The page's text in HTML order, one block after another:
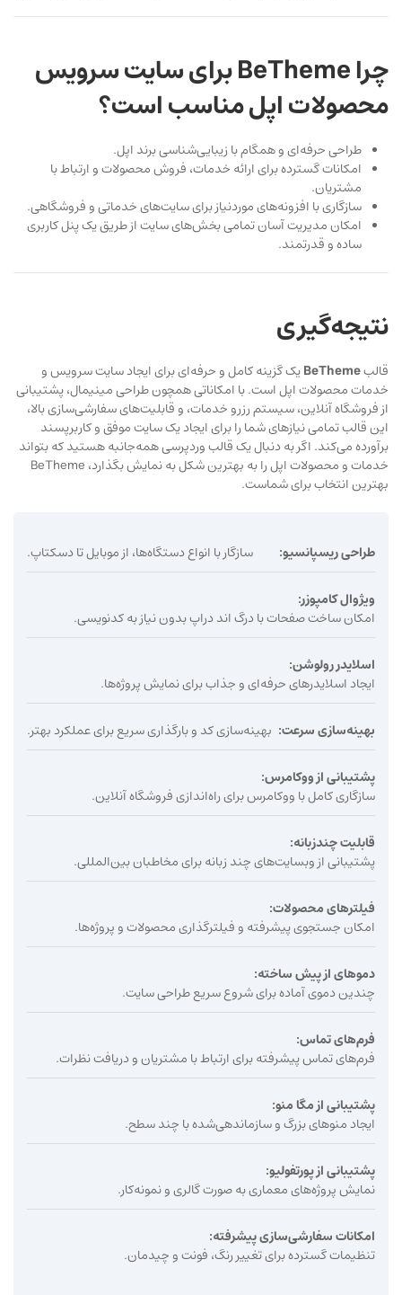
چرا BeTheme برای سایت سرویس
محصولات اپل مناسب است؟
طراحی حرفه‌ای و همگام با زیبایی‌شناسی برند اپل.
امکانات گسترده برای ارائه خدمات، فروش محصولات و ارتباط با
مشتریان.
سازگاری با افزونه‌های موردنیاز برای سایت‌های خدماتی و فروشگاهی.
امکان مدیریت آسان تمامی بخش‌های سایت از طریق یک پنل کاربری
ساده و قدرتمند.
نتیجه‌گیری
قالبBeThemeیک گزینه کامل و حرفه‌ای برای ایجاد سایت سرویس و
خدمات محصولات اپل است. با امکاناتی همچون طراحی مینیمال، پشتیبانی
از فروشگاه آنلاین، سیستم رزرو خدمات، و قابلیت‌های سفارشی‌سازی بالا،
این قالب تمامی نیازهای شما را برای ایجاد یک سایت موفق و کاربرپسند
برآورده می‌کند. اگر به دنبال یک قالب وردپرسی همه‌جانبه هستید که بتواند
خدمات و محصولات اپل را به بهترین شکل به نمایش بگذارد، BeTheme
بهترین انتخاب برای شماست.
طراحی ریسپانسیو: سازگار با انواع دستگاه‌ها، از موبایل تا دسکتاپ.
ویژوال کامپوزر:
امکان ساخت صفحات با درگ‌ اند دراپ بدون نیاز به کدنویسی.
اسلایدر رولوشن:
ایجاد اسلایدرهای حرفه‌ای و جذاب برای نمایش پروژه‌ها.
بهینه‌سازی سرعت: بهینه‌سازی کد و بارگذاری سریع برای عملکرد بهتر.
پشتیبانی از ووکامرس:
سازگاری کامل با ووکامرس برای راه‌اندازی فروشگاه آنلاین.
قابلیت چندزبانه:
پشتیبانی از وبسایت‌های چند زبانه برای مخاطبان بین‌المللی.
فیلترهای محصولات:
امکان جستجوی پیشرفته و فیلترگذاری محصولات و پروژه‌ها.
دموهای از پیش ساخته:
چندین دموی آماده برای شروع سریع طراحی سایت.
فرم‌های تماس:
فرم‌های تماس پیشرفته برای ارتباط با مشتریان و دریافت نظرات.
پشتیبانی از مگا منو:
ایجاد منوهای بزرگ و سازماندهی‌شده با چند سطح.
پشتیبانی از پورتفولیو:
نمایش پروژه‌های معماری به صورت گالری و نمونه‌کار.
امکانات سفارشی‌سازی پیشرفته:
تنظیمات گسترده برای تغییر رنگ، فونت و چیدمان.